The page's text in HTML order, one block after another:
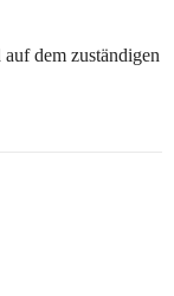
dem zuständigen